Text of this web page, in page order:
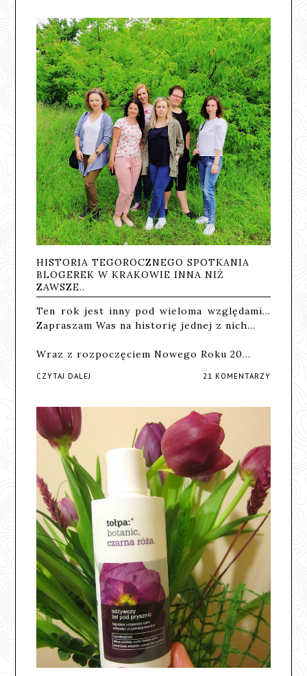
HISTORIA TEGOROCZNEGO SPOTKANIA
BLOGEREK W KRAKOWIE INNA NIŻ
ZAWSZE..
Ten rok jest inny pod wieloma względami...
Zapraszam Was na historię jednej z nich...
Wraz z rozpoczęciem Nowego Roku 20…
CZYTAJ DALEJ 21 KOMENTARZY